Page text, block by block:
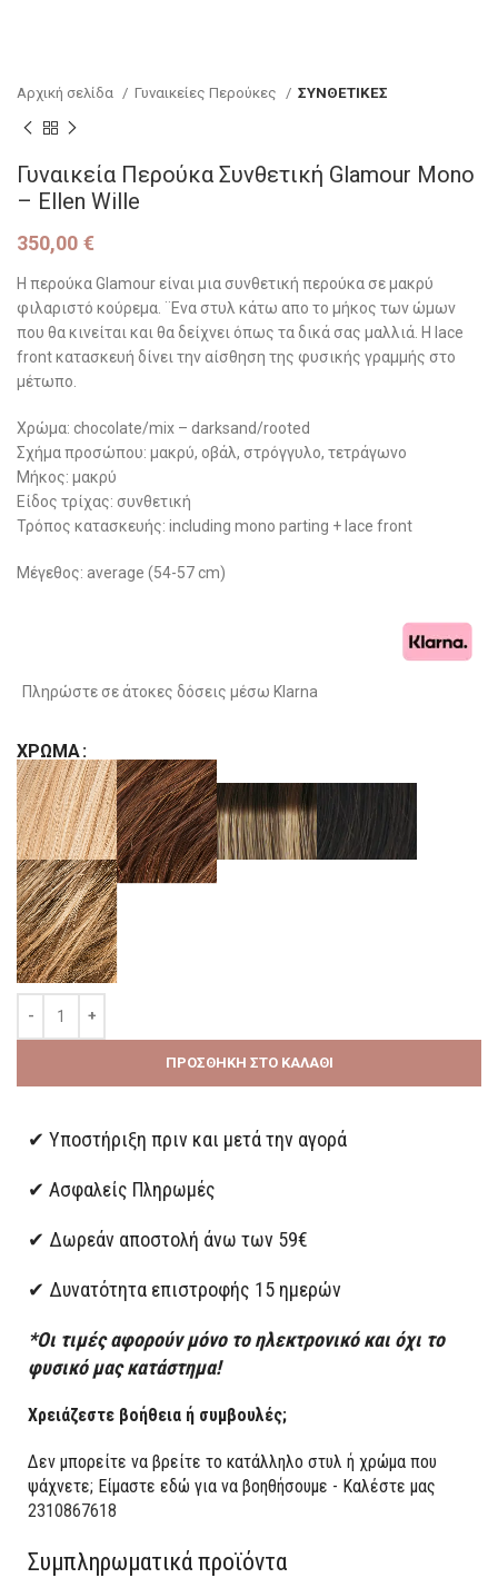
Αρχική σελίδα Γυναικείες Περούκες ΣΥΝΘΕΤΙΚΕΣ
Γυναικεία Περούκα Συνθετική Glamour Mono
– Ellen Wille
350,00 €
Η περούκα Glamour είναι μια συνθετική περούκα σε μακρύ
φιλαριστό κούρεμα. ¨Ενα στυλ κάτω απο το μήκος των ώμων
που θα κινείται και θα δείχνει όπως τα δικά σας μαλλιά. Η lace
front κατασκευή δίνει την αίσθηση της φυσικής γραμμής στο
μέτωπο.
Χρώμα: chocolate/mix – darksand/rooted
Σχήμα προσώπου: μακρύ, οβάλ, στρόγγυλο, τετράγωνο
Μήκος: μακρύ
Είδος τρίχας: συνθετική
Τρόπoς κατασκευής: including mono parting + lace front
Μέγεθος: average (54-57 cm)
Πληρώστε σε άτοκες δόσεις μέσω Klarna
ΧΡΏΜΑ
ΠΡΟΣΘΉΚΗ ΣΤΟ ΚΑΛΆΘΙ
✔ Υποστήριξη πριν και μετά την αγορά
✔ Ασφαλείς Πληρωμές
✔ Δωρεάν αποστολή άνω των 59€
✔ Δυνατότητα επιστροφής 15 ημερών
*Οι τιμές αφορούν μόνο το ηλεκτρονικό και όχι το
φυσικό μας κατάστημα!
Χρειάζεστε βοήθεια ή συμβουλές;
Δεν μπορείτε να βρείτε το κατάλληλο στυλ ή χρώμα που
ψάχνετε; Είμαστε εδώ για να βοηθήσουμε - Καλέστε μας
2310867618
Συμπληρωματικά προϊόντα